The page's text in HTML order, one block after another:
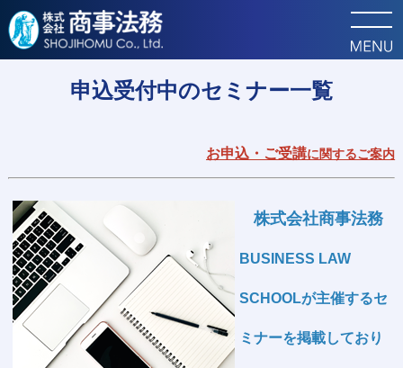
トップ 申込受付中のセミナー
申込受付中のセミナー一覧
お申込・ご受講に関するご案内
株式会社商事法務
BUSINESS LAW
SCHOOLが主催するセ
ミナーを掲載しており